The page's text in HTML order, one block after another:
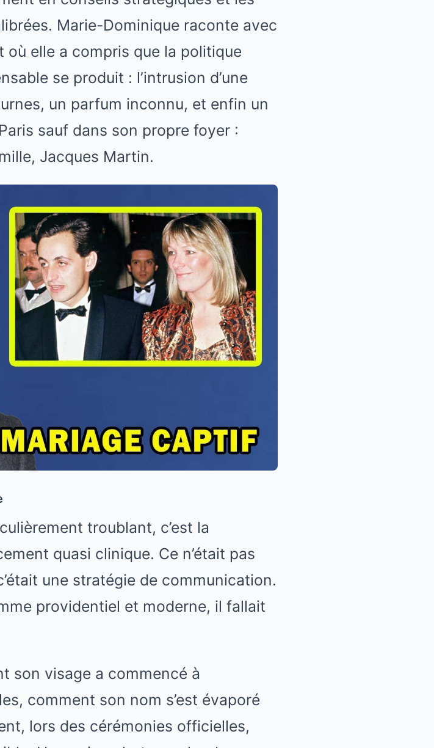
Marie-Dominique raconte avec
elle a compris que la politique
se produit : l’intrusion d’une
un parfum inconnu, et enfin un
sauf dans son propre foyer :
Jacques Martin.
troublant, c’est la
quasi clinique. Ce n’était pas
une stratégie de communication.
providentiel et moderne, il fallait
son visage a commencé à
comment son nom s’est évaporé
lors des cérémonies officielles,